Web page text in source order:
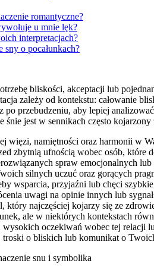
romantyczne?
u mnie lęk?
interpretacjach?
sny o pocałunkach?
bliskości, akceptacji lub
zależy od kontekstu: całowanie
po przebudzeniu, aby lepiej
śnie jest w sennikach często
więzi, namiętności oraz harmonii w
zbytnią ufnością wobec osób, które
spraw emocjonalnych
silnych uczuć oraz gorących
wsparcia, przyjaźni lub chęci
uwagi na opinie innych lub
który najczęściej kojarzy się ze
ale w niektórych kontekstach
oczekiwań wobec tej relacji
troski o bliskich lub komunikat o
snu i symbolika